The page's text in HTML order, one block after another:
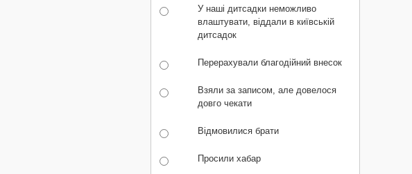
У наші дитсадки неможливо
влаштувати, віддали в київській
дитсадок
Перерахували благодійний внесок
Взяли за записом, але довелося
довго чекати
Відмовилися брати
Просили хабар